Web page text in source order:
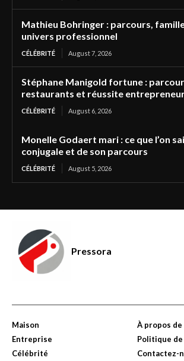
Mathieu Bohringer : parcours,
univers professionnel
CÉLÉBRITÉ August 7, 2026
Stéphane Manigold fortune :
restaurants et réussite
CÉLÉBRITÉ August 6, 2026
Monelle Godaert mari : ce que l’on
conjugale et de son parcours
CÉLÉBRITÉ August 5, 2026
Pressora
Maison
Entreprise
Célébrité
À propos
Politique
Contactez-